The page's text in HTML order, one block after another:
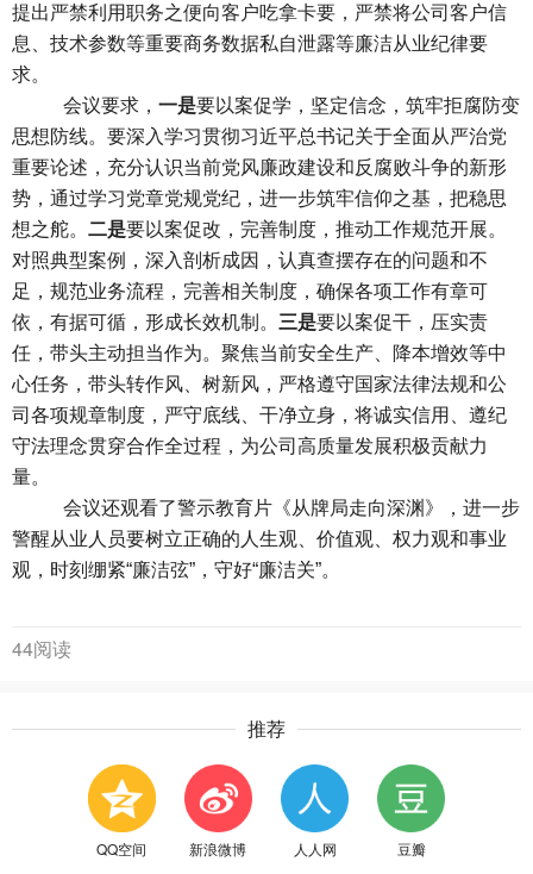
提出严禁利用职务之便向客户吃拿卡要，严禁将公司客户信
息、技术参数等重要商务数据私自泄露等廉洁从业纪律要
求。
会议要求， 一是要以案促学，坚定信念，筑牢拒腐防变
思想防线。要深入学习贯彻习近平总书记关于全面从严治党
重要论述，充分认识当前党风廉政建设和反腐败斗争的新形
势，通过学习党章党规党纪，进一步筑牢信仰之基，把稳思
想之舵。 二是要以案促改，完善制度，推动工作规范开展。
对照典型案例，深入剖析成因，认真查摆存在的问题和不
足，规范业务流程，完善相关制度，确保各项工作有章可
依，有据可循，形成长效机制。 三是要以案促干，压实责
任，带头主动担当作为。聚焦当前安全生产、降本增效等中
心任务，带头转作风、树新风，严格遵守国家法律法规和公
司各项规章制度，严守底线、干净立身，将诚实信用、遵纪
守法理念贯穿合作全过程，为公司高质量发展积极贡献力
量。
会议还观看了警示教育片《从牌局走向深渊》，进一步
警醒从业人员要树立正确的人生观、价值观、权力观和事业
观，时刻绷紧“廉洁弦”，守好“廉洁关”。
44阅读
推荐
QQ空间 新浪微博 人人网 豆瓣